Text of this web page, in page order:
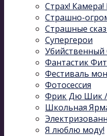
Страх!
Страшно-
Страшные
Супергерои
Убийственный
Фантастик
Фестиваль
Фотосессия
Фрик Дю Шик
Школьная
Я люблю моду!